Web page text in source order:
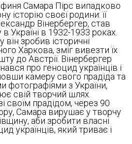
Самара Пірс випадково
історію своєї родини: її
Вінербергер, став
Україні в 1932-1933 роках.
зробив історичні
Харкова, зміг вивезти їх
до Австрії. Вінербергер
про геноцид українців і
камеру свого прадіда та
фотографіями з України,
свій творчий шлях.
своїм прадідом, через 90
Самара вирушає у творчу
аби зробити власні
українців, який триває і